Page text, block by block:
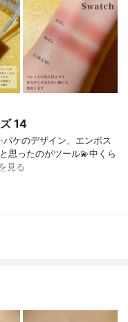
14
ケのデザイン、エンボス
思ったのがツール💫中くら
見る